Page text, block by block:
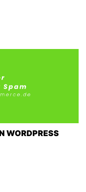
WORDPRESS